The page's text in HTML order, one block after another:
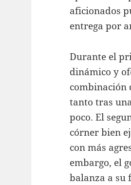
aficionados
entrega por
Durante el
dinámico y
combinación
tanto tras
poco. El
córner bien
con más
embargo, el
balanza a su